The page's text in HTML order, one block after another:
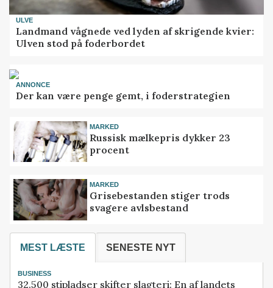
ULVE
Landmand vågnede ved lyden af skrigende kvier:
Ulven stod på foderbordet
ANNONCE
Der kan være penge gemt, i foderstrategien
MARKED
Russisk mælkepris dykker 23
procent
MARKED
Grisebestanden stiger trods
svagere avlsbestand
MEST LÆSTE SENESTE NYT
BUSINESS
32.500 stipladser skifter slagteri: En af landets